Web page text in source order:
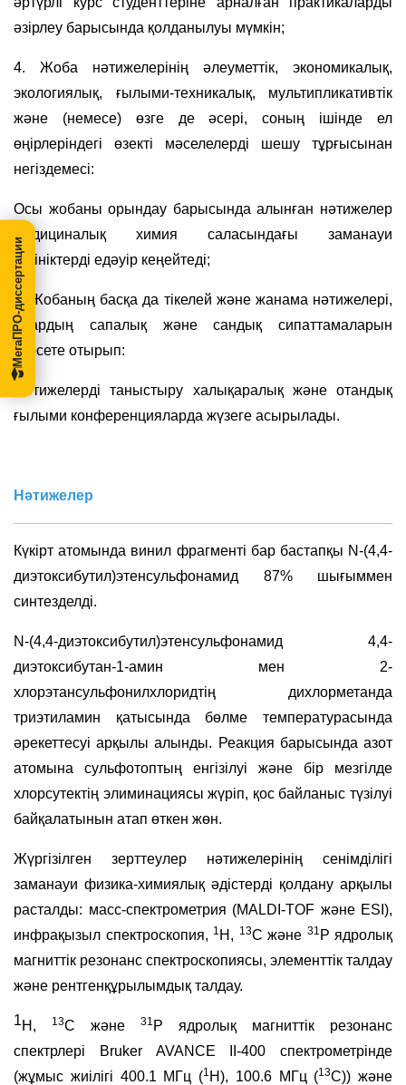
әзірлеу барысында қолданылуы мүмкін;
4. Жоба нәтижелерінің әлеуметтік, экономикалық,
экологиялық, ғылыми-техникалық, мультипликативтік
және (немесе) өзге де әсері, соның ішінде ел
өңірлеріндегі өзекті мәселелерді шешу тұрғысынан
негіздемесі:
Осы жобаны орындау барысында алынған нәтижелер
медициналық химия саласындағы заманауи
түсініктерді едәуір кеңейтеді;
5. Жобаның басқа да тікелей және жанама нәтижелері,
олардың сапалық және сандық сипаттамаларын
көрсете отырып:
Нәтижелерді таныстыру халықаралық және отандық
ғылыми конференцияларда жүзеге асырылады.
Нәтижелер
Күкірт атомында винил фрагменті бар бастапқы N-(4,4-
диэтоксибутил)этенсульфонамид 87% шығыммен
синтезделді.
N-(4,4-диэтоксибутил)этенсульфонамид 4,4-
диэтоксибутан-1-амин мен 2-
хлорэтансульфонилхлоридтің дихлорметанда
триэтиламин қатысында бөлме температурасында
әрекеттесуі арқылы алынды. Реакция барысында азот
атомына сульфотоптың енгізілуі және бір мезгілде
хлорсутектің элиминациясы жүріп, қос байланыс түзілуі
байқалатынын атап өткен жөн.
Жүргізілген зерттеулер нәтижелерінің сенімділігі
заманауи физика-химиялық әдістерді қолдану арқылы
расталды: масс-спектрометрия (MALDI-TOF және ESI),
инфрақызыл спектроскопия, 1 H, 13C және 31 P ядролық
магниттік резонанс спектроскопиясы, элементтік талдау
және рентгенқұрылымдық талдау.
1H, 13C және 31 P ядролық магниттік резонанс
спектрлері Bruker AVANCE II-400 спектрометрінде
(жұмыс жиілігі 400.1 МГц (1 H), 100.6 МГц (13C)) және
МегаПРО-диссертации